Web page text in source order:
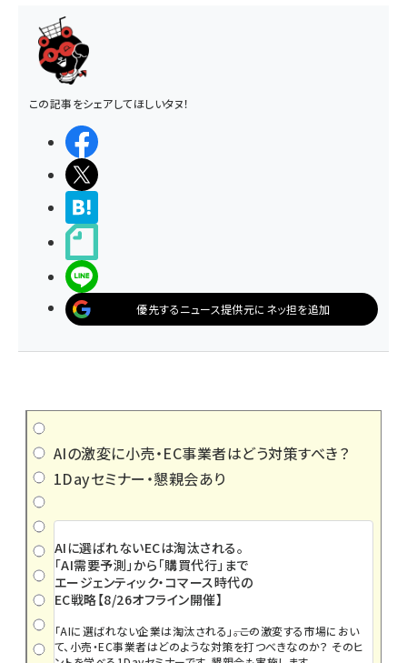
この記事をシェアしてほしいタヌ！
優先するニュース提供元にネッ担を追加
AIの激変に小売・EC事業者はどう対策すべき？
1Dayセミナー・懇親会あり
AIに選ばれないECは淘汰される。
「AI需要予測」から「購買代行」まで
エージェンティック・コマース時代の
EC戦略【8/26オフライン開催】
「AIに選ばれない企業は淘汰される」――。この激変する市場におい
て、小売・EC事業者はどのような対策を打つべきなのか？ そのヒ